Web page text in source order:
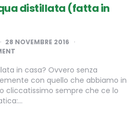
distillata (fatta in
28 NOVEMBRE 2016
in casa? Ovvero senza
con quello che abbiamo in
cliccatissimo sempre che ce lo